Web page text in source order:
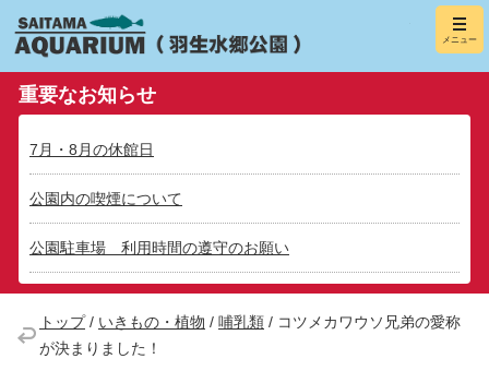
羽生水郷
（さいたま水
メニュー
重要なお知らせ
7月・8月の休館日
公園内の喫煙について
公園駐車場 利用時間の遵守のお願い
トップ/ いきもの・植物 / 哺乳類 / コツメカワウソ兄弟の愛称
が決まりました！